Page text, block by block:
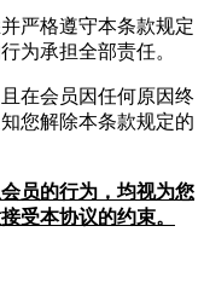
严格遵守本条款规定
为承担全部责任。
在会员因任何原因终
您解除本条款规定的
员的行为，均视为您
受本协议的约束。